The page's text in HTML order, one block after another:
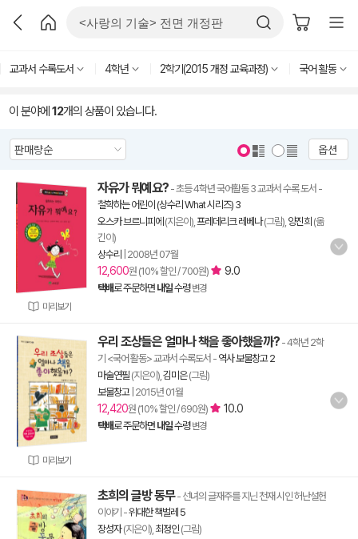
교과서 수록도서 4학년 2학기(2015 개정 교육과정) 국어 활동
이 분야에 12개의 상품이 있습니다.
옵션
미리보기
자유가 뭐예요? - 초등 4학년 국어활동 3 교과서 수록 도서 -
철학하는 어린이 (상수리 What 시리즈) 3
오스카 브르니피에 (지은이), 프레데리크 레베나(그림), 양진희 (옮
긴이)
상수리
2008년 07월
12,600원 (10% 할인 / 700원) 9.0
택배로 주문하면 내일수령 변경
미리보기
우리 조상들은 얼마나 책을 좋아했을까? - 4학년 2학
기 <국어 활동> 교과서 수록도서 - 역사 보물창고 2
마술연필 (지은이), 김미은(그림)
보물창고| 2015년 01월
12,420원 (10% 할인 / 690원) 10.0
택배로 주문하면 내일수령 변경
초희의 글방 동무- 선녀의 글재주를 지닌 천재 시인 허난설헌
이야기 -위대한 책벌레 5
장성자(지은이), 최정인 (그림)